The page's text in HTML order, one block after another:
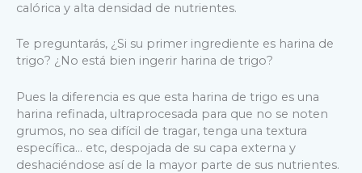
calórica y alta densidad de nutrientes.
Te preguntarás, ¿Si su primer ingrediente es harina de
trigo? ¿No está bien ingerir harina de trigo?
Pues la diferencia es que esta harina de trigo es una
harina refinada, ultraprocesada para que no se noten
grumos, no sea difícil de tragar, tenga una textura
específica… etc, despojada de su capa externa y
deshaciéndose así de la mayor parte de sus nutrientes.